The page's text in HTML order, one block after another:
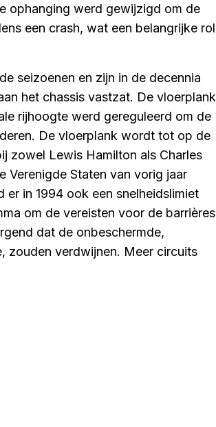
ophanging werd gewijzigd om de
een crash, wat een belangrijke rol
seizoenen en zijn in de decennia
het chassis vastzat. De vloerplank
rijhoogte werd gereguleerd om de
De vloerplank wordt tot op de
zowel Lewis Hamilton als Charles
Verenigde Staten van vorig jaar
in 1994 ook een snelheidslimiet
om de vereisten voor de barrières
dat de onbeschermde,
zouden verdwijnen. Meer circuits